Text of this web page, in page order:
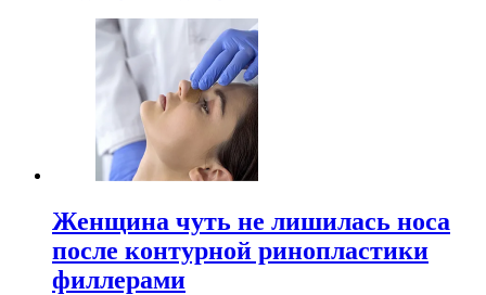
Женщина чуть не лишилась носа
после контурной ринопластики
филлерами